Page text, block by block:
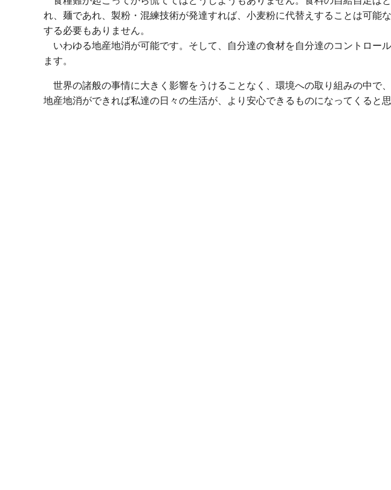
れ、麺であれ、製粉・混練技術が発達すれば、小麦粉に代替えすることは可能
する必要もありません。
いわゆる地産地消が可能です。そして、自分達の食材を自分達のコントロー
ます。
世界の諸般の事情に大きく影響をうけることなく、環境への取り組みの中で
地産地消ができれば私達の日々の生活が、より安心できるものになってくると